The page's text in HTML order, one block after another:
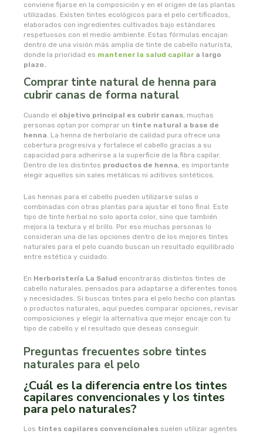
conviene fijarse en la composición y en el origen de las plantas
utilizadas. Existen tintes ecológicos para el pelo certificados,
elaborados con ingredientes cultivados bajo estándares
respetuosos con el medio ambiente. Estas fórmulas encajan
dentro de una visión más amplia de tinte de cabello naturista,
donde la prioridad es mantener la salud capilara largo
plazo.
Comprar tinte natural de henna para
cubrir canas de forma natural
Cuando el objetivo principal es cubrir canas, muchas
personas optan por comprar un tinte natural a base de
henna. La henna de herbolario de calidad pura ofrece una
cobertura progresiva y fortalece el cabello gracias a su
capacidad para adherirse a la superficie de la fibra capilar.
Dentro de los distintos productos de henna, es importante
elegir aquellos sin sales metálicas ni aditivos sintéticos.
Las hennas para el cabello pueden utilizarse solas o
combinadas con otras plantas para ajustar el tono final. Este
tipo de tinte herbal no solo aporta color, sino que también
mejora la textura y el brillo. Por eso muchas personas lo
consideran una de las opciones dentro de los mejores tintes
naturales para el pelo cuando buscan un resultado equilibrado
entre estética y cuidado.
En Herboristería La Salud encontrarás distintos tintes de
cabello naturales, pensados para adaptarse a diferentes tonos
y necesidades. Si buscas tintes para el pelo hecho con plantas
o productos naturales, aquí puedes comparar opciones, revisar
composiciones y elegir la alternativa que mejor encaje con tu
tipo de cabello y el resultado que deseas conseguir.
Preguntas frecuentes sobre tintes
naturales para el pelo
¿Cuál es la diferencia entre los tintes
capilares convencionales y los tintes
para pelo naturales?
Los tintes capilares convencionales suelen utilizar agentes
natysal
nebula
nutergia
nutribiotica
nutrinat evolution
nutrisport
oma gertrude
orballo
oshadhi
ozolife